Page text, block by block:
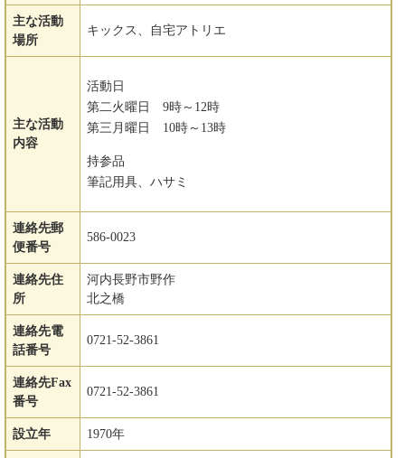
主な活動
場所
キックス、自宅アトリエ
主な活動
内容
活動日
第二火曜日 9時～12時
第三月曜日 10時～13時
持参品
筆記用具、ハサミ
連絡先郵
便番号
586-0023
連絡先住
所
河内長野市野作
北之橋
連絡先電
話番号
0721-52-3861
連絡先Fax
番号
0721-52-3861
設立年 1970年